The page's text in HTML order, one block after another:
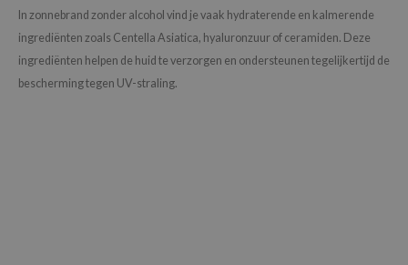
In zonnebrand zonder alcohol vind je vaak hydraterende en kalmerende
ingrediënten zoals Centella Asiatica, hyaluronzuur of ceramiden. Deze
ingrediënten helpen de huid te verzorgen en ondersteunen tegelijkertijd de
bescherming tegen UV-straling.